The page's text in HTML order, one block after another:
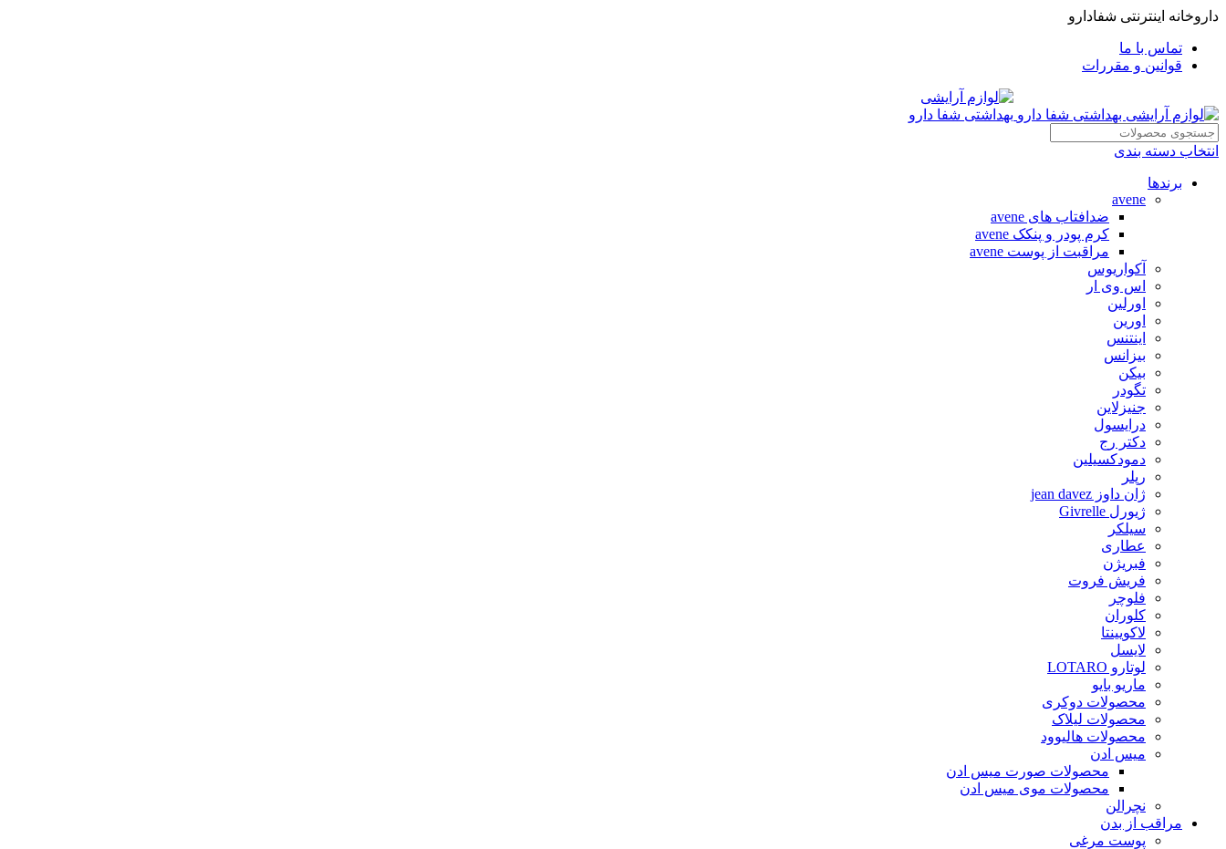
داروخانه اینترنتی شفادارو
تماس با ما
قوانین و مقررات
انتخاب دسته بندی
برندها
avene
ضدافتاب های avene
کرم پودر و پنکک avene
مراقبت از پوست avene
آکواریوس
اس وی ار
اورلین
اورین
اینتنس
بیزانس
بیکن
تگودر
جنیزلاین
درایسول
دکتر رج
دمودکسیلین
رپلر
ژان داوز jean davez
ژیورل Givrelle
سیلکر
عطاری
فبریژن
فریش فروت
فلوچر
کلوران
لاکویینتا
لایسل
لوتارو LOTARO
ماریو بایو
محصولات دوکری
محصولات لیلاک
محصولات هالیوود
میس ادن
محصولات صورت میس ادن
محصولات موی میس ادن
نچرالن
مراقب از بدن
پوست مرغی